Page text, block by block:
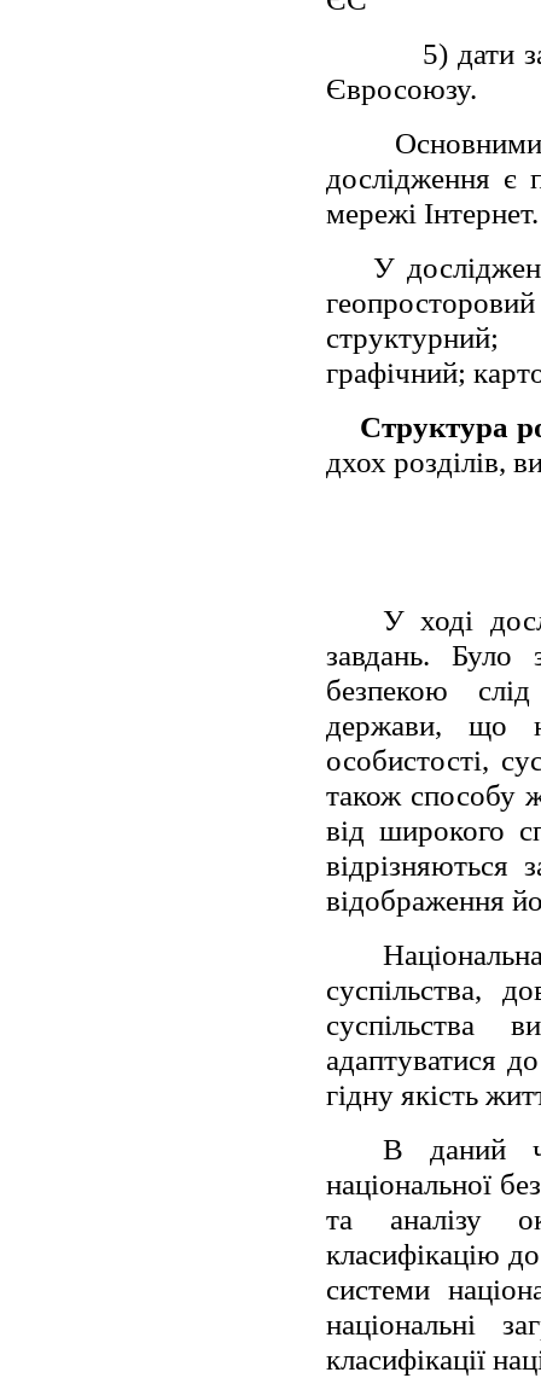
5) дати
Євросоюзу.
дослідження є
мережі Інтернет.
У
структурний;
графічний;
Структура
дхох розділів,
У ході
завдань. Було
безпекою
держави, що
особистості,
також способу
від широкого
відображення
суспільства,
суспільства
адаптуватися
гідну якість
В даний
національної
та аналізу
класифікацію
системи
національні
класифікації